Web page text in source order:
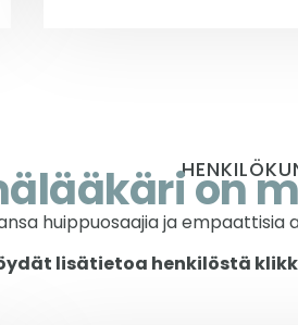
on
huippuosaajia ja empaattisia
lisätietoa henkilöstä